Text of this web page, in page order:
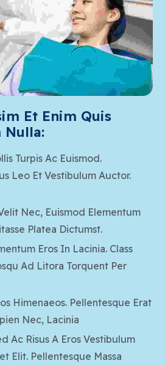
Et Enim Quis
Nulla:
Turpis Ac Euismod.
Leo Et Vestibulum Auctor.
Nec, Euismod Elementum
Platea Dictumst.
Eros In Lacinia. Class
Ad Litora Torquent Per
Himenaeos. Pellentesque Erat
Nec, Lacinia
Ac Risus A Eros Vestibulum
Elit. Pellentesque Massa